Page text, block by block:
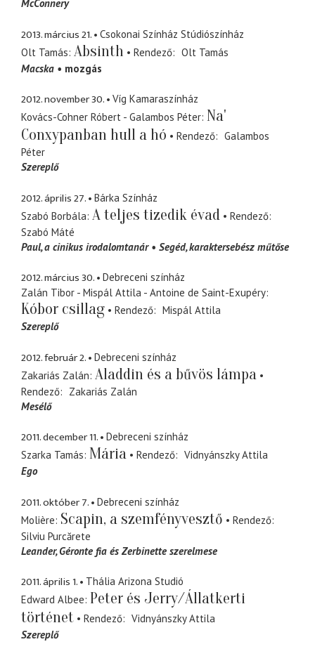
McConnery
2013. március 21.
Csokonai Színház Stúdiószínház
Olt Tamás Absinth Rendező
Olt Tamás
Macska
mozgás
2012. november 30.
Víg Kamaraszínház
Kovács-Cohner Róbert - Galambos Péter Na'
Conxypanban hull a hó
Rendező
Galambos
Péter
Szereplő
2012. április 27.
Bárka Színház
Szabó Borbála A teljes tizedik évad
Rendező
Szabó Máté
Paul a cinikus irodalomtanár Segéd karaktersebész műtőse
2012. március 30.
Debreceni színház
Zalán Tibor - Mispál Attila - Antoine de Saint-Exupéry
Kóbor csillag Rendező
Mispál Attila
Szereplő
2012. február 2.
Debreceni színház
Zakariás Zalán Aladdin és a bűvös lámpa
Rendező
Zakariás Zalán
Mesélő
2011. december 11.
Debreceni színház
Szarka Tamás Mária Rendező
Vidnyánszky Attila
Ego
2011. október 7.
Debreceni színház
Molière Scapin, a szemfényvesztő
Rendező
Silviu Purcărete
Leander Géronte fia és Zerbinette szerelmese
2011. április 1.
Thália Arizona Studió
Edward Albee Peter és Jerry/Állatkerti
történet
Rendező
Vidnyánszky Attila
Szereplő